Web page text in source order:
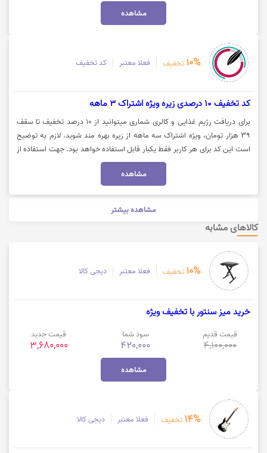
خرید با تخفیف، روی گزینه «خرید کنید» کلیک نمایید.
مشاهده
10% تخفیف فعلا معتبر کد تخفیف
کد تخفیف 10 درصدی زیره ویژه اشتراک 3 ماهه
برای دریافت رژیم غذایی و کالری شماری میتوانید از 10 درصد تخفیف تا سقف
39 هزار تومان، ویژه اشتراک سه ماهه از زیره بهره مند شوید. لازم به توضیح
است این کد برای هر کاربر فقط یکبار قابل استفاده خواهد بود. جهت استفاده از
تخفیف میبایست کد را کپی کرده و روی گزینه "خرید اشتراک" کلیک نمایید.
مشاهده
مشاهده بیشتر
کالاهای مشابه
10% تخفیف فعلا معتبر دیجی کالا
خرید میز سنتور با تخفیف ویژه
قیمت قدیم
4,100,000
سود شما
420,000
قیمت جدید
3,680,000
مشاهده
14% تخفیف فعلا معتبر دیجی کالا